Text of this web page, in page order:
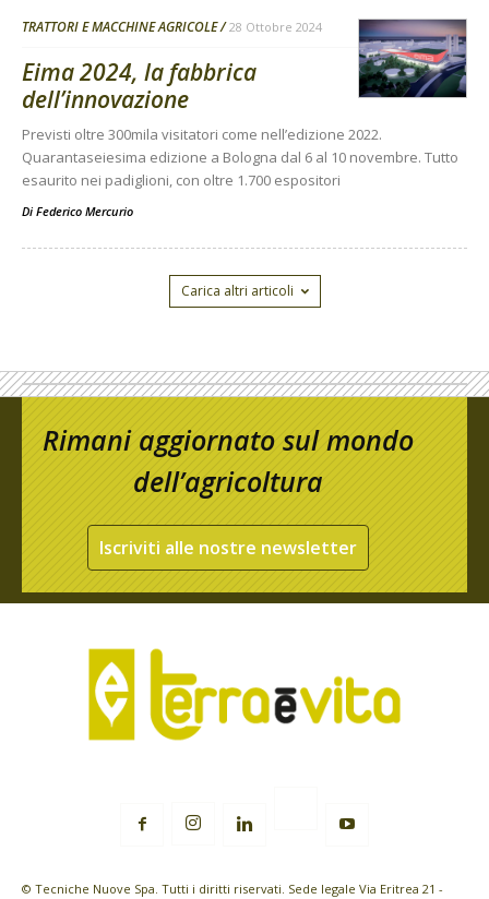
TRATTORI E MACCHINE AGRICOLE 28 Ottobre 2024
Eima 2024, la fabbrica
dell’innovazione
Previsti oltre 300mila visitatori come nell’edizione 2022.
Quarantaseiesima edizione a Bologna dal 6 al 10 novembre. Tutto
esaurito nei padiglioni, con oltre 1.700 espositori
Di Federico Mercurio
Carica altri articoli
Rimani aggiornato sul mondo
dell’agricoltura
Iscriviti alle nostre newsletter
© Tecniche Nuove Spa. Tutti i diritti riservati. Sede legale Via Eritrea 21 -